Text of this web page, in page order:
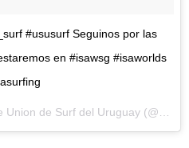
#ususurf Seguinos por las
en #isawsg #isaworlds